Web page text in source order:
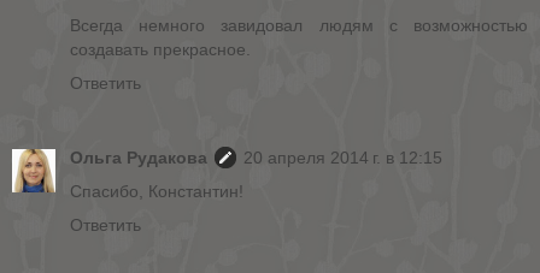
Всегда немного завидовал людям с возможностью
создавать прекрасное.
Ответить
Ольга Рудакова
20 апреля 2014 г. в 12:15
Спасибо, Константин!
Ответить